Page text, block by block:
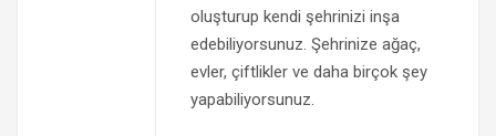
oluşturup kendi şehrinizi inşa
edebiliyorsunuz. Şehrinize ağaç,
evler, çiftlikler ve daha birçok şey
yapabiliyorsunuz.